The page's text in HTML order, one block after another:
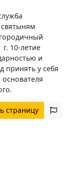
10-летие
и
у себя
страницу